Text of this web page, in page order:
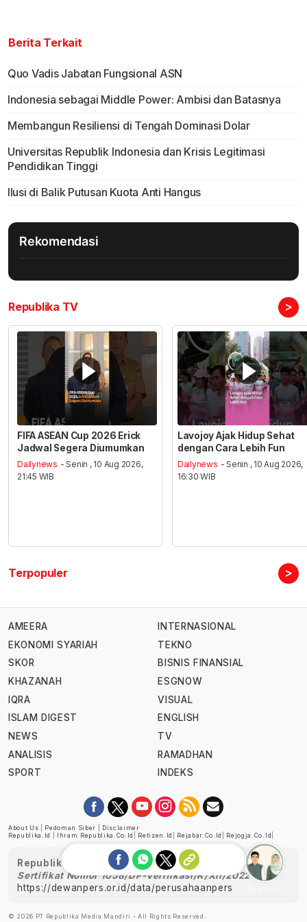
Berita Terkait
Quo Vadis Jabatan Fungsional ASN
Indonesia sebagai Middle Power: Ambisi dan Batasnya
Membangun Resiliensi di Tengah Dominasi Dolar
Universitas Republik Indonesia dan Krisis Legitimasi
Pendidikan Tinggi
Ilusi di Balik Putusan Kuota Anti Hangus
Rekomendasi
Republika TV >
FIFA ASEAN Cup 2026 Erick
Jadwal Segera Diumumkan
Dailynews - Senin , 10 Aug 2026,
21:45 WIB
Lavojoy Ajak Hidup Sehat
dengan Cara Lebih Fun
Dailynews - Senin , 10 Aug 2026,
16:30 WIB
Terpopuler >
AMEERA
EKONOMI SYARIAH
SKOR
KHAZANAH
IQRA
ISLAM DIGEST
NEWS
ANALISIS
SPORT
INTERNASIONAL
TEKNO
BISNIS FINANSIAL
ESGNOW
VISUAL
ENGLISH
TV
RAMADHAN
INDEKS
About Us Pedoman Siber
Disclaimer
Republika.id
Ihram.republika.co.id Retizen.id Rejabar.co.id Rejogja.co.id
Republika telah diverifikasi oleh Dewan Pers
Sertifikat Nomor 1058/DP-Verifikasi/K/XII/2022
https://dewanpers.or.id/data/perusahaanpers
© 2026 PT Republika Media Mandiri - All Rights Reserved.